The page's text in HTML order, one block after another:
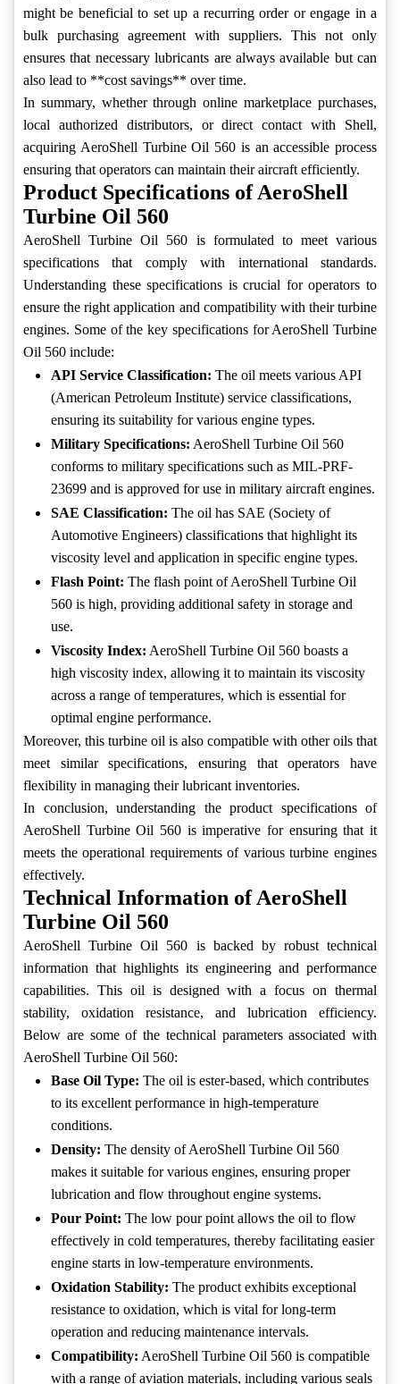
might be beneficial to set up a recurring order or engage in a
bulk purchasing agreement with suppliers. This not only
ensures that necessary lubricants are always available but can
also lead to **cost savings** over time.
In summary, whether through online marketplace purchases,
local authorized distributors, or direct contact with Shell,
acquiring AeroShell Turbine Oil 560 is an accessible process
ensuring that operators can maintain their aircraft efficiently.
Product Specifications of AeroShell
Turbine Oil 560
AeroShell Turbine Oil 560 is formulated to meet various
specifications that comply with international standards.
Understanding these specifications is crucial for operators to
ensure the right application and compatibility with their turbine
engines. Some of the key specifications for AeroShell Turbine
Oil 560 include:
API Service Classification: The oil meets various API
(American Petroleum Institute) service classifications,
ensuring its suitability for various engine types.
Military Specifications: AeroShell Turbine Oil 560
conforms to military specifications such as MIL-PRF-
23699 and is approved for use in military aircraft engines.
SAE Classification: The oil has SAE (Society of
Automotive Engineers) classifications that highlight its
viscosity level and application in specific engine types.
Flash Point: The flash point of AeroShell Turbine Oil
560 is high, providing additional safety in storage and
use.
Viscosity Index: AeroShell Turbine Oil 560 boasts a
high viscosity index, allowing it to maintain its viscosity
across a range of temperatures, which is essential for
optimal engine performance.
Moreover, this turbine oil is also compatible with other oils that
meet similar specifications, ensuring that operators have
flexibility in managing their lubricant inventories.
In conclusion, understanding the product specifications of
AeroShell Turbine Oil 560 is imperative for ensuring that it
meets the operational requirements of various turbine engines
effectively.
Technical Information of AeroShell
Turbine Oil 560
AeroShell Turbine Oil 560 is backed by robust technical
information that highlights its engineering and performance
capabilities. This oil is designed with a focus on thermal
stability, oxidation resistance, and lubrication efficiency.
Below are some of the technical parameters associated with
AeroShell Turbine Oil 560:
Base Oil Type: The oil is ester-based, which contributes
to its excellent performance in high-temperature
conditions.
Density: The density of AeroShell Turbine Oil 560
makes it suitable for various engines, ensuring proper
lubrication and flow throughout engine systems.
Pour Point: The low pour point allows the oil to flow
effectively in cold temperatures, thereby facilitating easier
engine starts in low-temperature environments.
Oxidation Stability: The product exhibits exceptional
resistance to oxidation, which is vital for long-term
operation and reducing maintenance intervals.
Compatibility: AeroShell Turbine Oil 560 is compatible
with a range of aviation materials, including various seals